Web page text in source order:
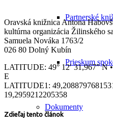
Partnerské
Prieskum
Dokumenty
Oravská knižnica Antona
kultúrna organizácia Žilinského
Samuela Nováka 1763/2
026 80 Dolný Kubín
LATITUDE: 49° 12′ 31,967” N
E
LATITUDE1:
19,2959212205358
Zdieľaj tento článok